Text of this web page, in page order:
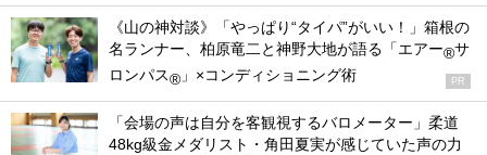
《山の神対談》「やっぱり“タイパ”がいい！」箱根の
名ランナー、柏原竜二と神野大地が語る「エアー®サ
ロンパス® 」×コンディショニング術 PR
「会場の声は自分を客観視するバロメーター」柔道
48kg級金メダリスト・角田夏実が感じていた声の力